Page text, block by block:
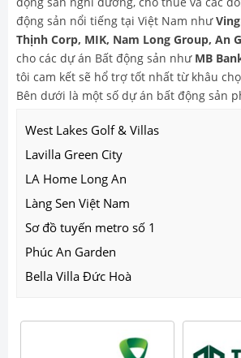
động sản nổi tiếng tại Việt Nam như
Thịnh Corp, MIK, Nam Long Group, An
cho các dự án Bất động sản như MB
tôi cam kết sẽ hổ trợ tốt nhất từ khâu
Bên dưới là một số dự án bất động sản
West Lakes Golf & Villas
Lavilla Green City
LA Home Long An
Làng Sen Việt Nam
Sơ đồ tuyến metro số 1
Phúc An Garden
Bella Villa Đức Hoà